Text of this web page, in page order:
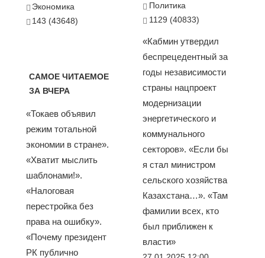
Экономика
143 (43648)
САМОЕ ЧИТАЕМОЕ
ЗА ВЧЕРА
«Токаев объявил
режим тотальной
экономии в стране».
«Хватит мыслить
шаблонами!».
«Налоговая
перестройка без
права на ошибку».
«Почему президент
РК публично
Политика
1129 (40833)
«Кабмин утвердил
беспрецедентный за
годы независимости
страны нацпроект
модернизации
энергетического и
коммунального
секторов». «Если бы
я стал министром
сельского хозяйства
Казахстана…». «Там
фамилии всех, кто
был приближен к
власти»